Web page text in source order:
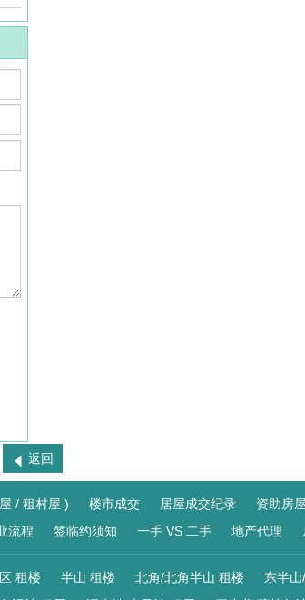
返回
/ 租村屋 ) 楼市成交 居屋成交纪录 资助房
流程 签临约须知 一手 VS 二手 地产代理
租楼 半山 租楼 北角/北角半山 租楼 东半